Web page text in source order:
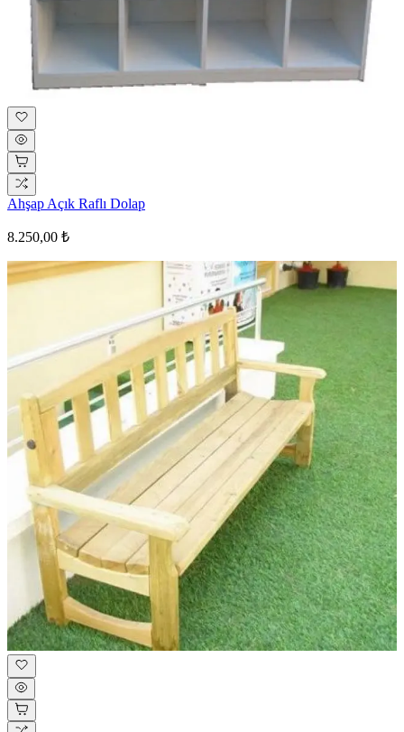
Ahşap Açık Raflı Dolap
8.250,00 ₺